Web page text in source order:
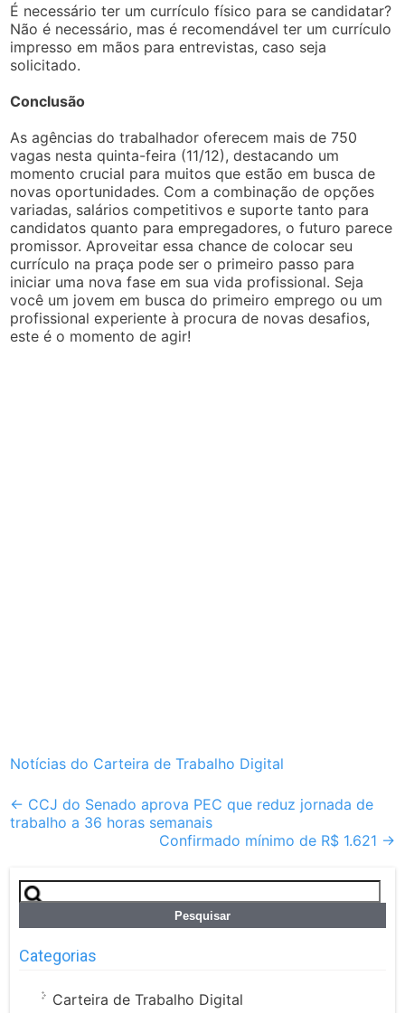
É necessário ter um currículo físico para se candidatar?
Não é necessário, mas é recomendável ter um currículo
impresso em mãos para entrevistas, caso seja
solicitado.
Conclusão
As agências do trabalhador oferecem mais de 750
vagas nesta quinta-feira (11/12), destacando um
momento crucial para muitos que estão em busca de
novas oportunidades. Com a combinação de opções
variadas, salários competitivos e suporte tanto para
candidatos quanto para empregadores, o futuro parece
promissor. Aproveitar essa chance de colocar seu
currículo na praça pode ser o primeiro passo para
iniciar uma nova fase em sua vida profissional. Seja
você um jovem em busca do primeiro emprego ou um
profissional experiente à procura de novas desafios,
este é o momento de agir!
Notícias do Carteira de Trabalho Digital
Post
navigation
← CCJ do Senado aprova PEC que reduz jornada de
trabalho a 36 horas semanais
Confirmado mínimo de R$ 1.621 →
Pesquisar
por:
Categorias
Carteira de Trabalho Digital